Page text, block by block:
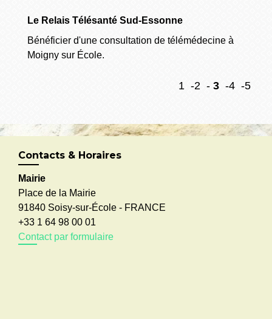
Le Relais Télésanté Sud-Essonne
Bénéficier d'une consultation de télémédecine à
Moigny sur École.
1 -2 - 3 -4 -5
Contacts & Horaires
Mairie
Place de la Mairie
91840 Soisy-sur-École - FRANCE
+33 1 64 98 00 01
Contact par formulaire